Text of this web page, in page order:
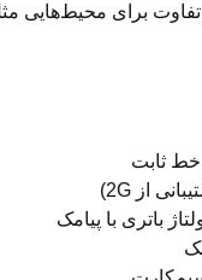
برای محیط‌هایی مثل
ثابت
باتری با پیامک